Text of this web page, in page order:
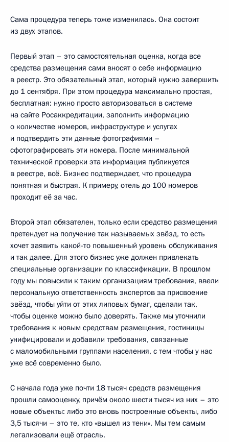
Сама процедура теперь тоже изменилась. Она состоит
из двух этапов.
Первый этап – это самостоятельная оценка, когда все
средства размещения сами вносят о себе информацию
в реестр. Это обязательный этап, который нужно завершить
до 1 сентября. При этом процедура максимально простая,
бесплатная: нужно просто авторизоваться в системе
на сайте Росаккредитации, заполнить информацию
о количестве номеров, инфраструктуре и услугах
и подтвердить эти данные фотографиями –
сфотографировать эти номера. После минимальной
технической проверки эта информация публикуется
в реестре, всё. Бизнес подтверждает, что процедура
понятная и быстрая. К примеру, отель до 100 номеров
проходит её за час.
Второй этап обязателен, только если средство размещения
претендует на получение так называемых звёзд, то есть
хочет заявить какой-то повышенный уровень обслуживания
и так далее. Для этого бизнес уже должен привлекать
специальные организации по классификации. В прошлом
году мы повысили к таким организациям требования, ввели
персональную ответственность экспертов за присвоение
звёзд, чтобы уйти от этих липовых бумаг, сделали так,
чтобы оценке можно было доверять. Также мы уточнили
требования к новым средствам размещения, гостиницы
унифицировали и добавили требования, связанные
с маломобильными группами населения, с тем чтобы у нас
уже всё современно было.
С начала года уже почти 18 тысяч средств размещения
прошли самооценку, причём около шести тысяч из них – это
новые объекты: либо это вновь построенные объекты, либо
3,5 тысячи – это те, кто «вышел из тени». Мы тем самым
легализовали ещё отрасль.